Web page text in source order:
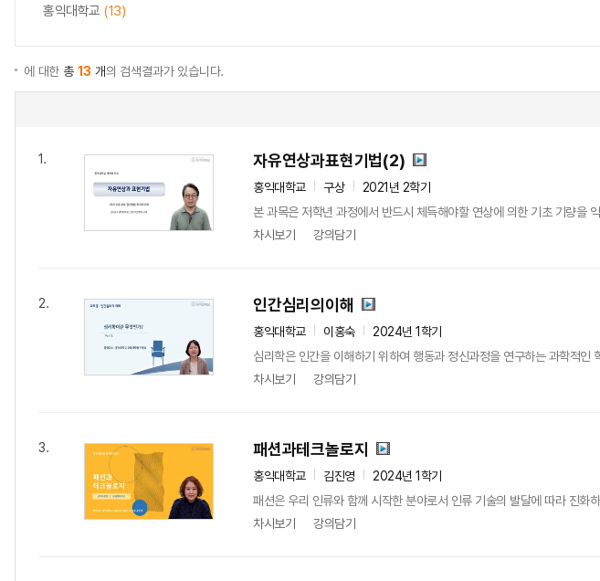
홍익대학교 (13)
에 대한 총 13 개의 검색결과가 있습니다.
1. 자유연상과표현기법(2)
홍익대학교 구상
2021년 2학기
본 과목은 저학년 과정에서 반드시 체득해야할 연상에 의한 기초 기량을
차시보기
강의담기
2. 인간심리의이해
홍익대학교 이홍숙
2024년 1학기
심리학은 인간을 이해하기 위하여 행동과 정신과정을 연구하는 과학적
차시보기
강의담기
3. 패션과테크놀로지
홍익대학교 김진영
2024년 1학기
패션은 우리 인류와 함께 시작한 분야로서 인류 기술의 발달에 따라 진
차시보기
강의담기